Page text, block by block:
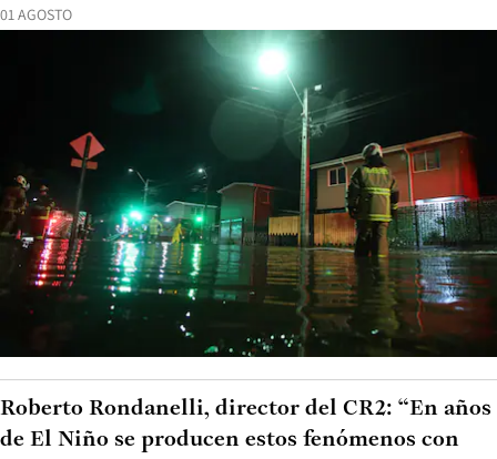
01 AGOSTO
Roberto Rondanelli, director del CR2: “En años
de El Niño se producen estos fenómenos con